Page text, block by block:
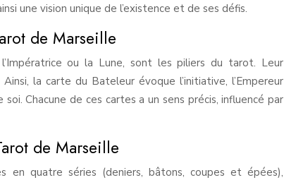
une vision unique de l’existence et de ses défis.
de Marseille
ou la Lune, sont les piliers du tarot. Leur
la carte du Bateleur évoque l’initiative, l’Empereur
Chacune de ces cartes a un sens précis, influencé par
de Marseille
en quatre séries (deniers, bâtons, coupes et épées),